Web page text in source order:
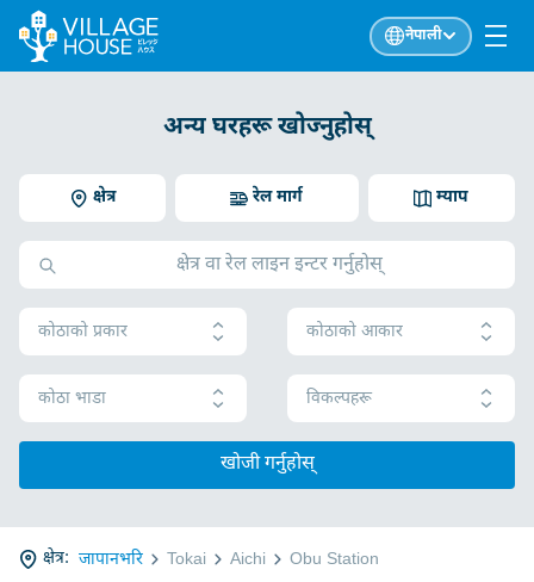
नेपाली
अन्य घरहरू खोज्नुहोस्
क्षेत्र म्याप
रेल मार्ग
कोठाको प्रकार कोठाको आकार
कोठा भाडा विकल्पहरू
खोजी गर्नुहोस्
क्षेत्र: जापानभरि Tokai Aichi Obu Station